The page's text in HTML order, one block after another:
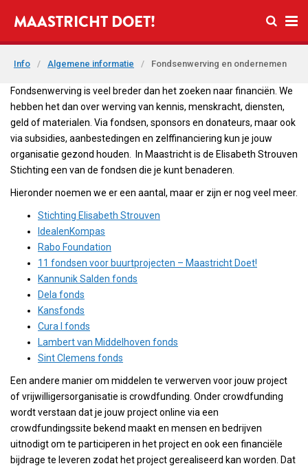
Open
MAASTRICHT DOET!
Info / Algemene informatie / Fondsenwerving en ondernemen
Fondsenwerving is veel breder dan het zoeken naar financiën. We
hebben het dan over werving van kennis, menskracht, diensten,
geld of materialen. Via fondsen, sponsors en donateurs, maar ook
via subsidies, aanbestedingen en zelffinanciering kun je jouw
organisatie gezond houden. In Maastricht is de Elisabeth Strouven
Stichting een van de fondsen die je kunt benaderen.
Hieronder noemen we er een aantal, maar er zijn er nog veel meer.
Stichting Elisabeth Strouven
IdealenKompas
Rabo Foundation
11 fondsen voor buurtprojecten – Maastricht Doet!
Kannunik Salden fonds
Dela fonds
Kansfonds
Cura I fonds
Lambert van Middelhoven fonds
Sint Clemens fonds
Een andere manier om middelen te verwerven voor jouw project
of vrijwilligersorganisatie is crowdfunding. Onder crowdfunding
wordt verstaan dat je jouw project online via een
crowdfundingssite bekend maakt en mensen en bedrijven
uitnodigt om te participeren in het project en ook een financiële
bijdrage te leveren zodat het project gerealiseerd kan worden. Dat